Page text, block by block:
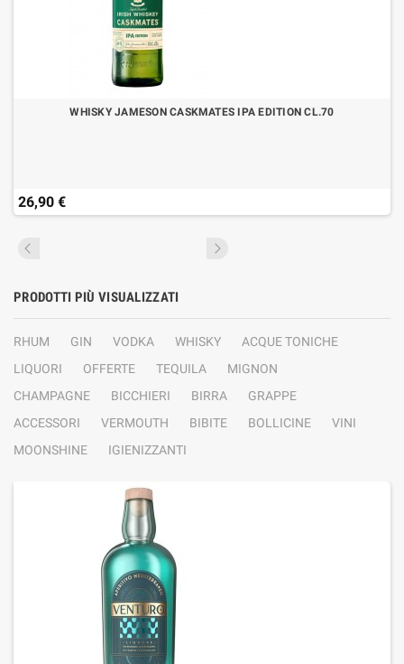
WHISKY JAMESON CASKMATES IPA EDITION CL.70
26,90 €
PRODOTTI PIÙ VISUALIZZATI
RHUM GIN VODKA WHISKY
ACQUE TONICHE
LIQUORI
OFFERTE TEQUILA
MIGNON
CHAMPAGNE
BICCHIERI BIRRA
GRAPPE
ACCESSORI
VERMOUTH BIBITE BOLLICINE
VINI
MOONSHINE
IGIENIZZANTI